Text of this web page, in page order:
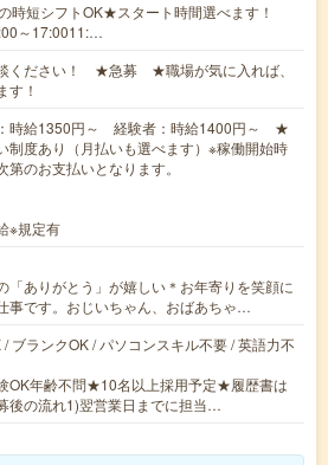
時短シフトOK★スタート時間選べます！
～17:0011:…
ください！ ★急募 ★職場が気に入れば、
す！
時給1350円～ 経験者：時給1400円～ ★
制度あり（月払いも選べます）※稼働開始時
第のお支払いとなります。
※規定有
「ありがとう」が嬉しい＊お年寄りを笑顔に
事です。おじいちゃん、おばあちゃ…
ブランクOK / パソコンスキル不要 / 英語力不
OK年齢不問★10名以上採用予定★履歴書は
後の流れ1)翌営業日までに担当…